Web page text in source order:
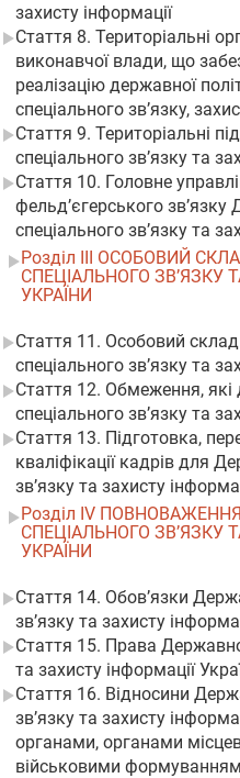
захисту інформації
Стаття 8. Територіальні
виконавчої влади, що
реалізацію державної
спеціального зв’язку,
Стаття 9. Територіальні
спеціального зв’язку та
Стаття 10. Головне
фельд’єгерського
спеціального зв’язку та
Розділ III ОСОБОВИЙ
СПЕЦІАЛЬНОГО ЗВ’ЯЗКУ
УКРАЇНИ
Стаття 11. Особовий
спеціального зв’язку та
Стаття 12. Обмеження, які
спеціального зв’язку та
Стаття 13. Підготовка,
кваліфікації кадрів для
зв’язку та захисту
Розділ IV
СПЕЦІАЛЬНОГО ЗВ’ЯЗКУ
УКРАЇНИ
Стаття 14. Обов’язки
зв’язку та захисту
Стаття 15. Права
та захисту інформації
Стаття 16. Відносини
зв’язку та захисту
органами, органами
військовими